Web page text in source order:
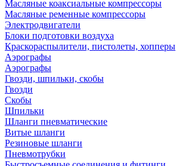
Масляные коаксиальные компрессоры
Масляные ременные компрессоры
Электродвигатели
Блоки подготовки воздуха
Краскораспылители, пистолеты, хопперы
Аэрографы
Аэрографы
Гвозди, шпильки, скобы
Гвозди
Скобы
Шпильки
Шланги пневматические
Витые шланги
Резиновые шланги
Пневмотрубки